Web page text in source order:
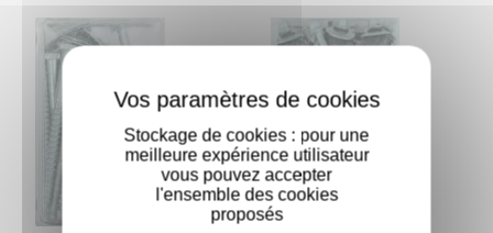
Stockage de cookies : pour une
meilleure expérience utilisateur
vous pouvez accepter
l'ensemble des cookies
proposés